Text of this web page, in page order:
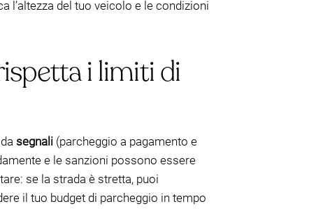
l’altezza del tuo veicolo e le condizioni
i limiti di
segnali (parcheggio a pagamento e
e le sanzioni possono essere
se la strada è stretta, puoi
il tuo budget di parcheggio in tempo